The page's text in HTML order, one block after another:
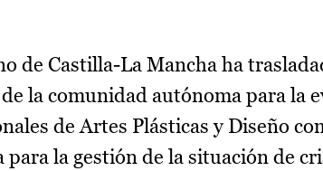
de Castilla-La Mancha ha
la comunidad autónoma para la
de Artes Plásticas y Diseño
la gestión de la situación de